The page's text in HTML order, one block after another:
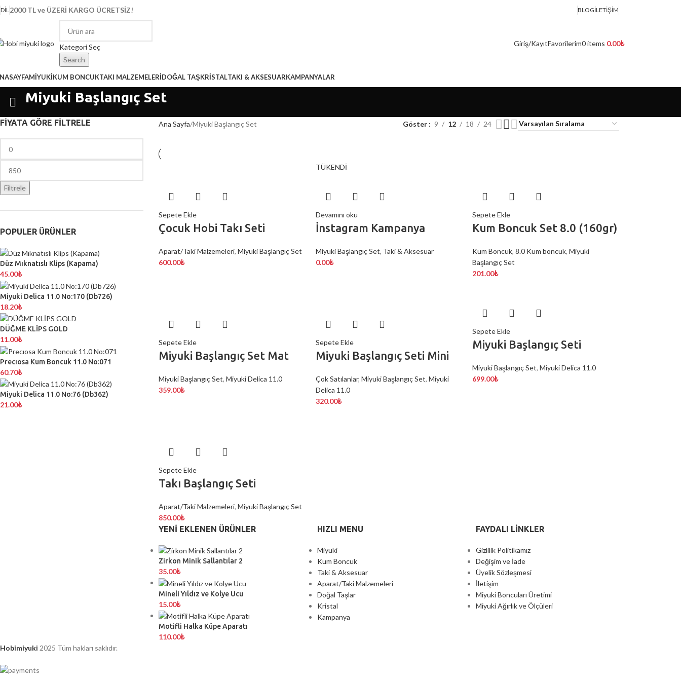
DIL2000 TL ve ÜZERİ KARGO ÜCRETSİZ! BLOGİLETIŞIM
Kategori Seç
Search
Giriş/KayıtFavorilerim0items 0.00₺
MİYUKİKUM BONCUKTAKI MALZEMELERİDOĞAL TAŞKRİSTALTAKI & AKSESUARKAMPANYALAR
Miyuki Başlangıç Set
FİYATA GÖRE FİLTRELE
Filtrele
POPULER ÜRÜNLER
Düz Mıknatıslı Klips (Kapama)
45.00₺
Miyuki Delica 11.0 No:170 (Db726)
18.20₺
DÜĞME KLİPS GOLD
11.00₺
Precıosa Kum Boncuk 11.0 No:071
60.70₺
Miyuki Delica 11.0 No:76 (Db362)
21.00₺
Ana Sayfa Miyuki Başlangıç Set Göster 9 12 18 24
Sepete Ekle
Çocuk Hobi Takı Seti
Aparat/Taki Malzemeleri, Miyuki Başlangıç Set
600.00₺
TÜKENDİ
Devamını oku
İnstagram Kampanya
Miyuki Başlangıç Set, Taki & Aksesuar
0.00₺
Sepete Ekle
Kum Boncuk Set 8.0 (160gr)
Kum Boncuk,8.0 Kum boncuk,Miyuki
Başlangıç Set
201.00₺
Sepete Ekle
Miyuki Başlangıç Set Mat
Miyuki Başlangıç Set, Miyuki Delica 11.0
359.00₺
Sepete Ekle
Miyuki Başlangıç Seti Mini
Çok Satılanlar, Miyuki Başlangıç Set, Miyuki
Delica 11.0
320.00₺
Sepete Ekle
Miyuki Başlangıç Seti
Miyuki Başlangıç Set,Miyuki Delica 11.0
699.00₺
Sepete Ekle
Takı Başlangıç Seti
Aparat/Taki Malzemeleri, Miyuki Başlangıç Set
850.00₺
YENI EKLENEN ÜRÜNLER
Zirkon Minik Sallantılar 2
35.00₺
Mineli Yıldız ve Kolye Ucu
15.00₺
Motifli Halka Küpe Aparatı
110.00₺
HIZLI MENU
Miyuki
Kum Boncuk
Taki & Aksesuar
Aparat/Taki Malzemeleri
Doğal Taşlar
Kristal
Kampanya
FAYDALI LİNKLER
Gizlilik Politikamız
Değişim ve İade
Üyelik Sözleşmesi
İletişim
Miyuki Boncuları Üretimi
Miyuki Ağırlık ve Ölçüleri
Hobimiyuki 2025 Tüm hakları saklıdır.